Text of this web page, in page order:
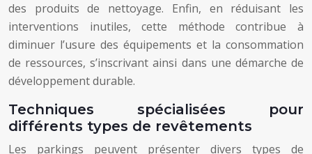
des produits de nettoyage. Enfin, en réduisant les
interventions inutiles, cette méthode contribue à
diminuer l’usure des équipements et la consommation
de ressources, s’inscrivant ainsi dans une démarche de
développement durable.
Techniques spécialisées pour
différents types de revêtements
Les parkings peuvent présenter divers types de